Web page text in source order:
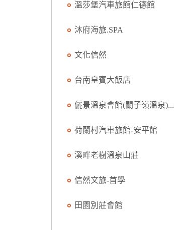
溫莎堡汽車旅館仁德館
沐府海旅.SPA
文化信然
台南皇賓大飯店
儷景溫泉會館(關子嶺溫泉)...
荷蘭村汽車旅館-安平館
溪畔老樹溫泉山莊
信然文旅-首學
田園別莊會館